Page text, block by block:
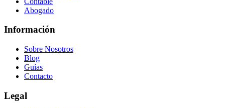
Abogado
Información
Sobre Nosotros
Blog
Guías
Contacto
Legal